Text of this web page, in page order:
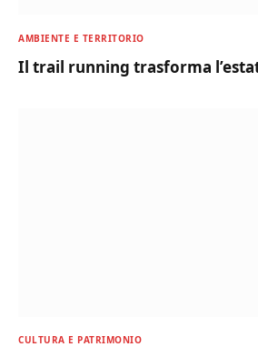
AMBIENTE E TERRITORIO
Il trail running trasforma
CULTURA E PATRIMONIO